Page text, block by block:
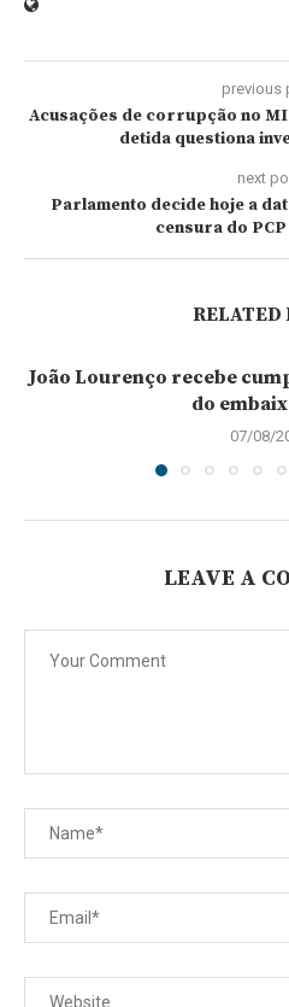
previous
Acusações de corrupção no
detida questiona
next
Parlamento decide hoje a
censura do
RELATED
João Lourenço recebe
do
07/08/
LEAVE A